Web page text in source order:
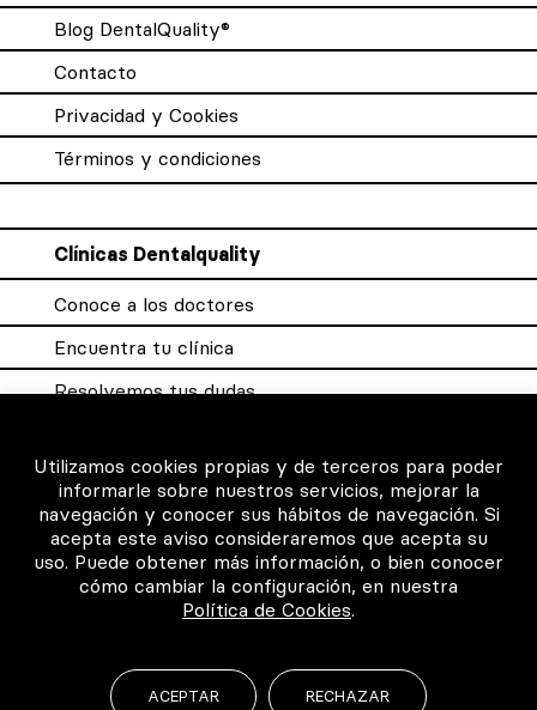
Blog DentalQuality®
Contacto
Privacidad y Cookies
Términos y condiciones
Clínicas Dentalquality
Conoce a los doctores
Encuentra tu clínica
Resolvemos tus dudas
Para los profesionales
Consigue tu certificado
Intranet clínicas certificadas
Música para los pacientes
Utilizamos cookies propias y de terceros para poder
informarle sobre nuestros servicios, mejorar la
navegación y conocer sus hábitos de navegación. Si
acepta este aviso consideraremos que acepta su
uso. Puede obtener más información, o bien conocer
cómo cambiar la configuración, en nuestra
Política de Cookies.
ACEPTAR RECHAZAR